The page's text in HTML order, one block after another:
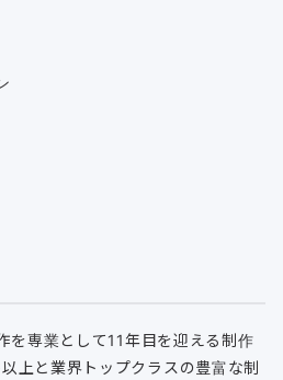
を専業として11年目を迎える制作
上と業界トップクラスの豊富な制